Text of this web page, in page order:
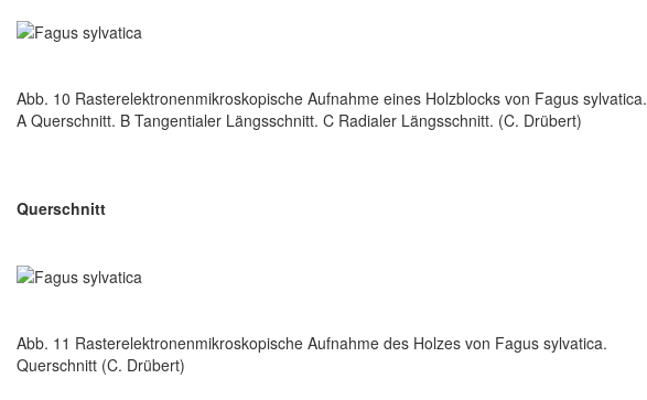
Abb. 10 Rasterelektronenmikroskopische Aufnahme eines Holzblocks von Fagus sylvatica.
A Querschnitt. B Tangentialer Längsschnitt. C Radialer Längsschnitt. (C. Drübert)
Querschnitt
Abb. 11 Rasterelektronenmikroskopische Aufnahme des Holzes von Fagus sylvatica.
Querschnitt (C. Drübert)